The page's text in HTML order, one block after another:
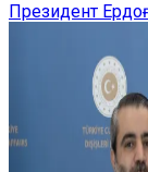
Президент